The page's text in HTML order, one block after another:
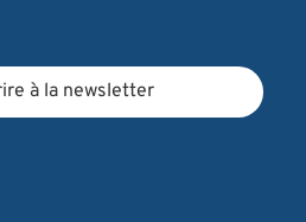
à la newsletter